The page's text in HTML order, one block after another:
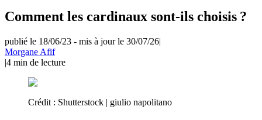
Comment les cardinaux sont-ils choisis ?
publié le 18/06/23 - mis à jour le 30/07/26|
Morgane Afif
|4 min de lecture
Crédit : Shutterstock | giulio napolitano